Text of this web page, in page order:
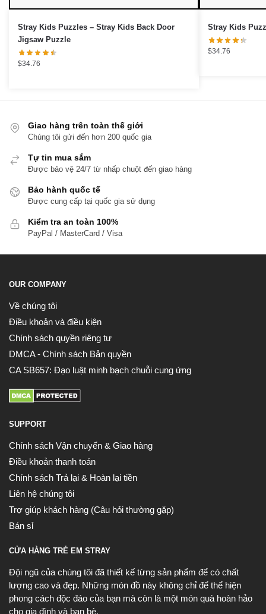
Stray Kids Puzzles – Stray Kids Back Door
Jigsaw Puzzle
$34.76
Stray Kids
$34.76
Giao hàng trên toàn thế giới
Chúng tôi gửi đến hơn 200 quốc gia
Tự tin mua sắm
Được bảo vệ 24/7 từ nhấp chuột đến giao hàng
Bảo hành quốc tế
Được cung cấp tại quốc gia sử dụng
Kiểm tra an toàn 100%
PayPal / MasterCard / Visa
OUR COMPANY
Về chúng tôi
Điều khoản và điều kiện
Chính sách quyền riêng tư
DMCA - Chính sách Bản quyền
CA SB657: Đạo luật minh bạch chuỗi cung ứng
SUPPORT
Chính sách Vận chuyển & Giao hàng
Điều khoản thanh toán
Chính sách Trả lại & Hoàn lại tiền
Liên hệ chúng tôi
Trợ giúp khách hàng (Câu hỏi thường gặp)
Bán sỉ
CỬA HÀNG TRẺ EM STRAY
Đội ngũ của chúng tôi đã thiết kế từng sản phẩm để có chất
lượng cao và đẹp. Những món đồ này không chỉ để thể hiện
phong cách độc đáo của bạn mà còn là một món quà hoàn hảo
cho gia đình và bạn bè.